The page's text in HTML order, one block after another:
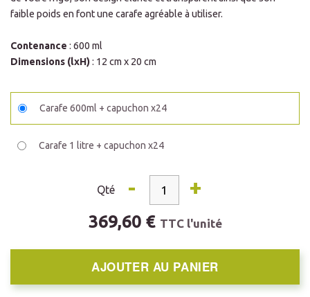
faible poids en font une carafe agréable à utiliser.
Contenance : 600 ml
Dimensions (lxH): 12 cm x 20 cm
Carafe 600ml + capuchon x24
Carafe 1 litre + capuchon x24
Qté - +
369,60 € TTC l'unité
AJOUTER AU PANIER